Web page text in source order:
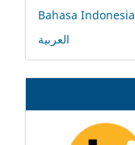
Bahasa Indonesia
العربية